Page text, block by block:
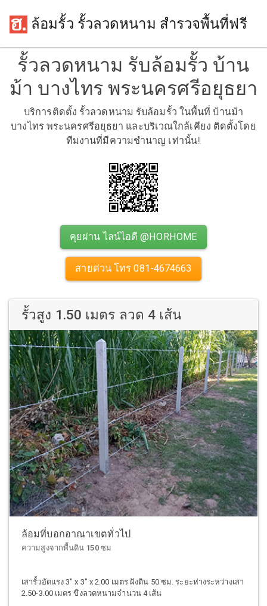
ล้อมรั้ว รั้วลวดหนาม สำรวจพื้นที่ฟรี
รั้วลวดหนาม รับล้อมรั้ว บ้าน
ม้า บางไทร พระนครศรีอยุธยา
บริการติดตั้ง รั้วลวดหนาม รับล้อมรั้ว ในพื้นที่ บ้านม้า
บางไทร พระนครศรีอยุธยา และบริเวณใกล้เคียง ติดตั้งโดย
ทีมงานที่มีความชำนาญ เท่านั้น!!
คุยผ่าน ไลน์ไอดี @HORHOME
สายด่วน โทร 081-4674663
รั้วสูง 1.50 เมตร ลวด 4 เส้น
ล้อมที่บอกอาณาเขตทั่วไป
ความสูงจากพื้นดิน 150 ซม
เสารั้วอัดแรง 3" x 3" x 2.00 เมตร ฝังดิน 50 ซม. ระยะห่างระหว่างเสา
2.50-3.00 เมตร ขึงลวดหนามจำนวน 4 เส้น